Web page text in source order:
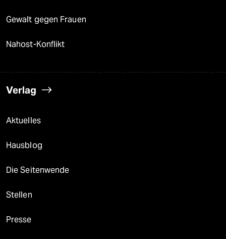
Gewalt gegen Frauen
Nahost-Konflikt
Verlag
Aktuelles
Hausblog
Die Seitenwende
Stellen
Presse